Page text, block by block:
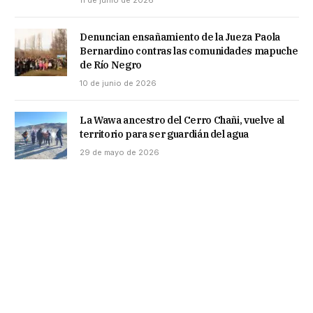
Denuncian ensañamiento de la Jueza Paola
Bernardino contras las comunidades mapuche
de Río Negro
10 de junio de 2026
La Wawa ancestro del Cerro Chañi, vuelve al
territorio para ser guardián del agua
29 de mayo de 2026